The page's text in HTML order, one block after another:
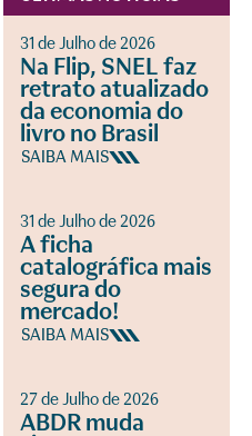
31 de Julho de 2026
Na Flip, SNEL faz
retrato atualizado
da economia do
livro no Brasil
SAIBA MAIS
31 de Julho de 2026
A ficha
catalográfica mais
segura do
mercado!
SAIBA MAIS
27 de Julho de 2026
ABDR muda